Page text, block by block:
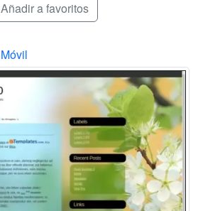
Añadir a favoritos
Móvil